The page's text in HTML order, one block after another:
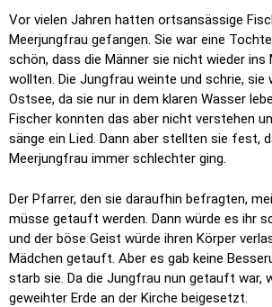
Vor vielen Jahren hatten ortsansässige
Meerjungfrau gefangen. Sie war eine
schön, dass die Männer sie nicht wieder ins
wollten. Die Jungfrau weinte und schrie, sie
Ostsee, da sie nur in dem klaren Wasser
Fischer konnten das aber nicht verstehen
sänge ein Lied. Dann aber stellten sie fest,
Meerjungfrau immer schlechter ging.
Der Pfarrer, den sie daraufhin befragten,
müsse getauft werden. Dann würde es ihr
und der böse Geist würde ihren Körper
Mädchen getauft. Aber es gab keine
starb sie. Da die Jungfrau nun getauft war,
geweihter Erde an der Kirche beigesetzt.